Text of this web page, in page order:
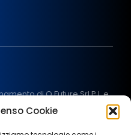
Cookie
di Q Future Srl P.I. e